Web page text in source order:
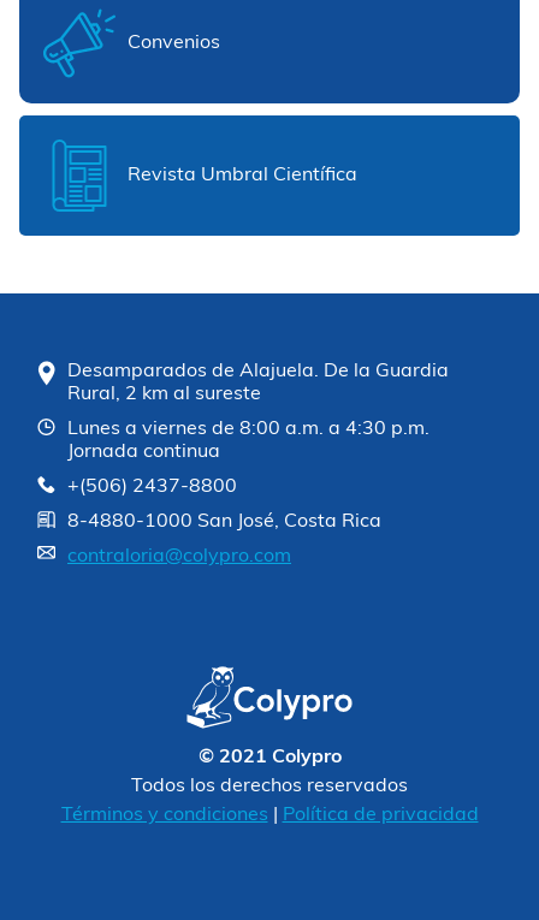
Convenios
Revista Umbral Científica
Desamparados de Alajuela. De la Guardia
Rural, 2 km al sureste
Lunes a viernes de 8:00 a.m. a 4:30 p.m.
Jornada continua
+(506) 2437-8800
8-4880-1000 San José, Costa Rica
contraloria@colypro.com
© 2021 Colypro
Todos los derechos reservados
Términos y condiciones
Política de privacidad